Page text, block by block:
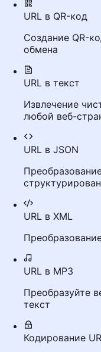
URL в QR-код
Создание QR-
обмена
URL в текст
Извлечение
любой веб-
URL в JSON
URL в XML
URL в MP3
Преобразуйте
текст
Кодирование